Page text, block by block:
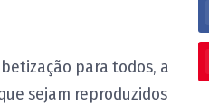
para todos, a
sejam reproduzidos